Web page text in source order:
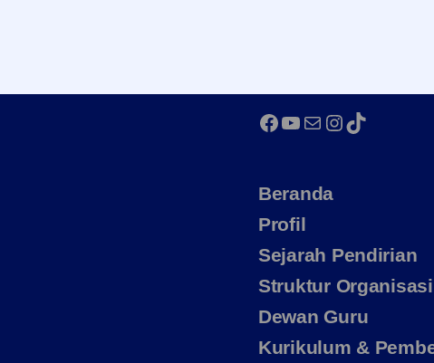
Facebook
YouTube
MailInstagram
TikTok
Beranda
Profil
Sejarah Pendirian
Struktur Organisasi
Dewan Guru
Kurikulum &